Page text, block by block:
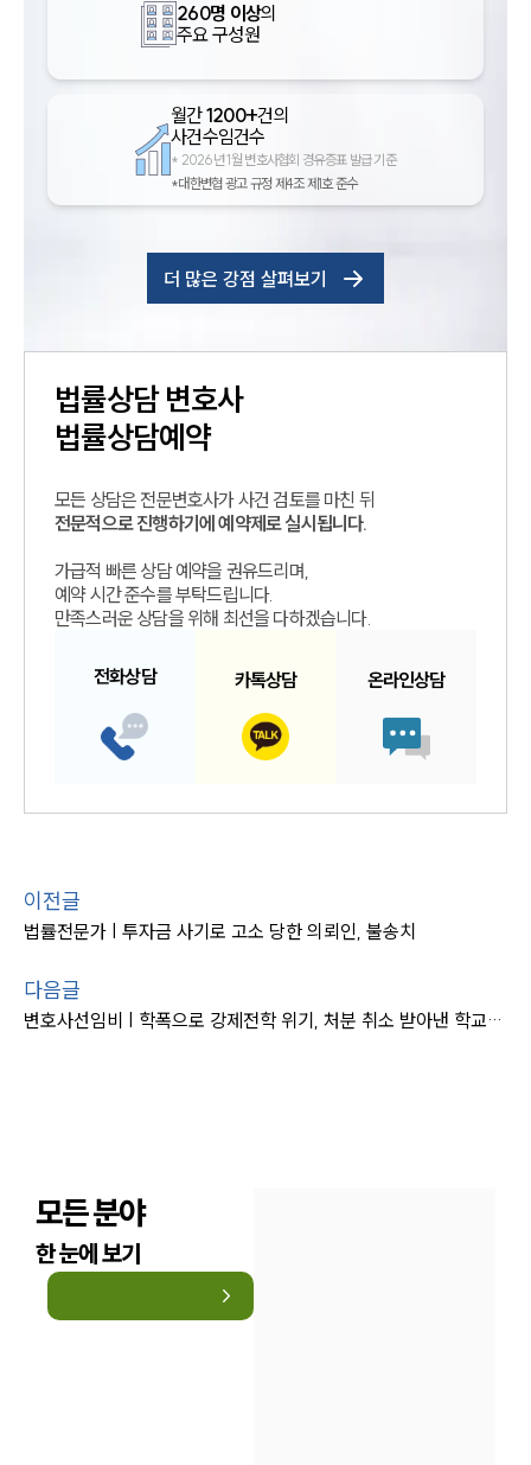
260명 이상의
주요 구성원
월간1200+건의
사건수임건수
* 2026년 1월 변호사협회 경유증표 발급 기준
*대한변협 광고 규정 제4조 제1호 준수
더 많은 강점 살펴보기
법률상담변호사
법률상담예약
모든 상담은 전문변호사가 사건 검토를 마친 뒤
전문적으로 진행하기에 예약제로 실시됩니다.
가급적 빠른 상담 예약을 권유드리며,
예약 시간 준수를 부탁드립니다.
만족스러운 상담을 위해 최선을 다하겠습니다.
전화상담 카톡상담 온라인상담
이전글
법률전문가 | 투자금 사기로 고소 당한 의뢰인, 불송치
다음글
변호사선임비 | 학폭으로 강제전학 위기, 처분 취소 받아낸 학교폭력변호사
모든 분야
한 눈에 보기